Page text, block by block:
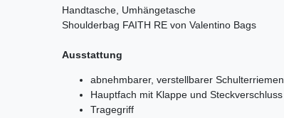
Handtasche, Umhängetasche
Shoulderbag FAITH RE von Valentino Bags
Ausstattung
abnehmbarer, verstellbarer Schulterriemen
Hauptfach mit Klappe und Steckverschluss
Tragegriff